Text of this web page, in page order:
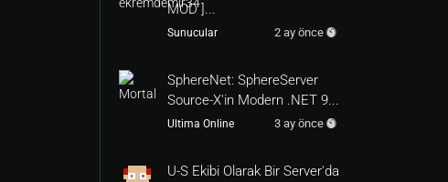
MOD ]...
Sunucular 2 ay önce
SphereNet: SphereServer
Source-X'in Modern .NET 9...
Ultima Online 3 ay önce
U-S Ekibi Olarak Bir Server'da